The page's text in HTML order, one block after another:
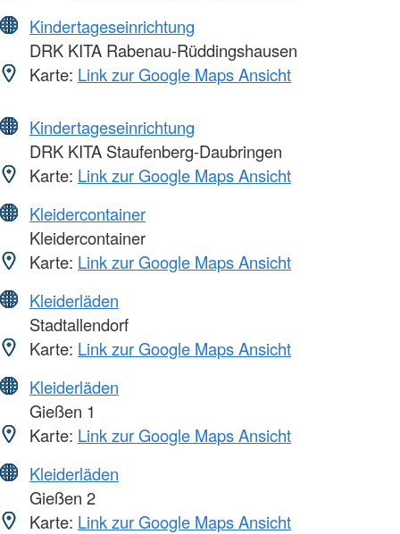
Kindertageseinrichtung
DRK KITA Rabenau-Rüddingshausen
Karte: Link zur Google Maps Ansicht
Kindertageseinrichtung
DRK KITA Staufenberg-Daubringen
Karte: Link zur Google Maps Ansicht
Kleidercontainer
Kleidercontainer
Karte: Link zur Google Maps Ansicht
Kleiderläden
Stadtallendorf
Karte: Link zur Google Maps Ansicht
Kleiderläden
Gießen 1
Karte: Link zur Google Maps Ansicht
Kleiderläden
Gießen 2
Karte: Link zur Google Maps Ansicht